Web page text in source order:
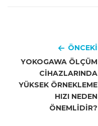
ÖNCEKI
YOKOGAWA ÖLÇÜM
CIHAZLARINDA
YÜKSEK ÖRNEKLEME
HIZI NEDEN
ÖNEMLIDIR?